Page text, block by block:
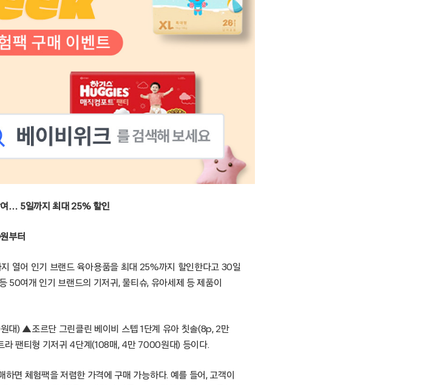
여… 5일까지 최대 25% 할인
부터
열어 인기 브랜드 육아용품을 최대 25%까지 할인한다고 30일
50여개 인기 브랜드의 기저귀, 물티슈, 유아세제 등 제품이
) ▲조르단 그린클린 베이비 스텝 1단계 유아 칫솔(8p, 2만
팬티형 기저귀 4단계(108매, 4만 7000원대) 등이다.
면 체험팩을 저렴한 가격에 구매 가능하다. 예를 들어, 고객이